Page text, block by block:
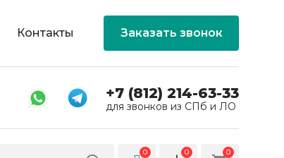
Контакты Заказать звонок
+7 (812) 214-63-33
для звонков из СПб и ЛО
0 0 0